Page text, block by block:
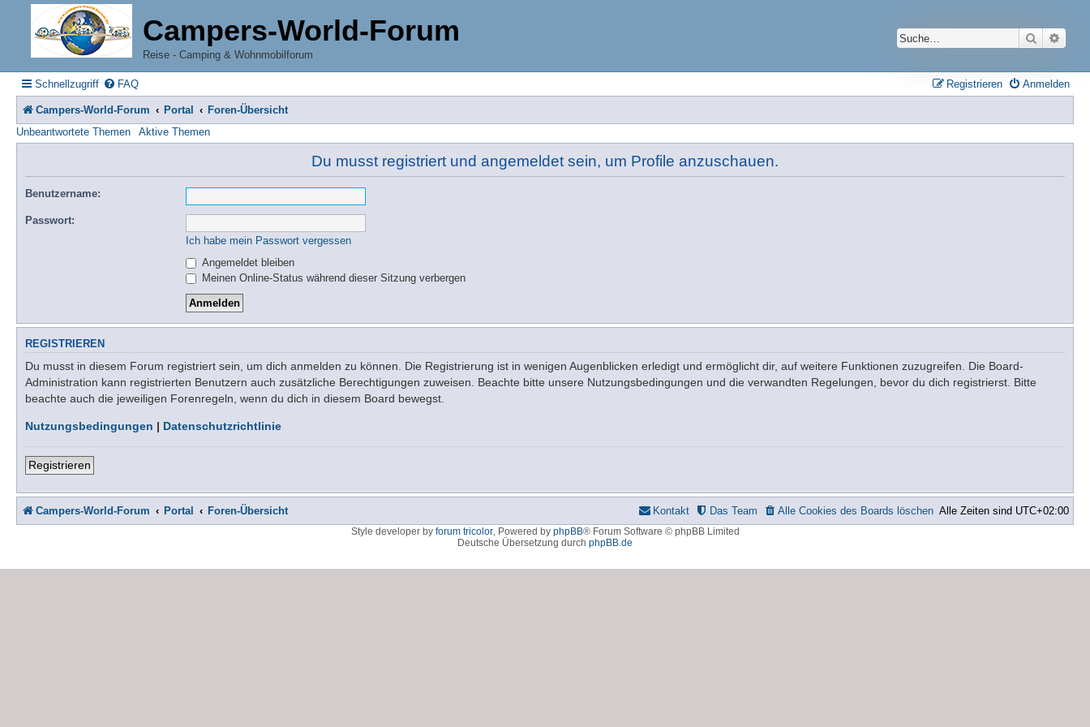
Campers-World-Forum
Reise - Camping & Wohnmobilforum
Suche
Schnellzugriff FAQ Anmelden
Registrieren
Campers-World-Forum Portal
Foren-Übersicht
Unbeantwortete Themen
Aktive Themen
Du musst registriert und angemeldet sein, um Profile anzuschauen.
Benutzername:
Passwort:
Ich habe mein Passwort vergessen
Angemeldet bleiben
Meinen Online-Status während dieser Sitzung verbergen
REGISTRIEREN
Du musst in diesem Forum registriert sein, um dich anmelden zu können. Die Registrierung ist in wenigen Augenblicken erledigt und ermöglicht dir, auf weitere Funktionen zuzugreifen. Die Board-
Administration kann registrierten Benutzern auch zusätzliche Berechtigungen zuweisen. Beachte bitte unsere Nutzungsbedingungen und die verwandten Regelungen, bevor du dich registrierst. Bitte
beachte auch die jeweiligen Forenregeln, wenn du dich in diesem Board bewegst.
Nutzungsbedingungen | Datenschutzrichtlinie
Registrieren
Campers-World-Forum Portal Foren-Übersicht Alle Zeiten sind UTC+02:00
Alle Cookies des Boards löschen
Das Team
Kontakt
Style developer by forum tricolor, Powered by phpBB® Forum Software © phpBB Limited
Deutsche Übersetzung durch phpBB.de